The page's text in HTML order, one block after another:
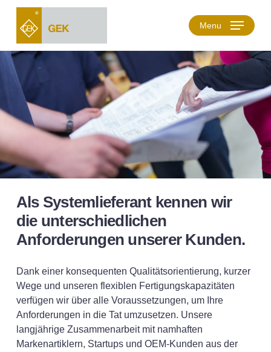
Skip
content
Menu
Als Systemlieferant kennen wir
die unterschiedlichen
Anforderungen unserer Kunden.
Dank einer konsequenten Qualitätsorientierung, kurzer
Wege und unseren flexiblen Fertigungskapazitäten
verfügen wir über alle Voraussetzungen, um Ihre
Anforderungen in die Tat umzusetzen. Unsere
langjährige Zusammenarbeit mit namhaften
Markenartiklern, Startups und OEM-Kunden aus der